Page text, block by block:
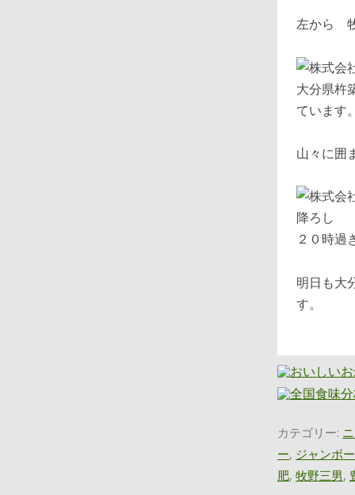
左から
大分県杵
ています
山々に囲
２０時
明日も大
す。
カテゴリー:
ー, ジャンボ
肥, 牧野三男,